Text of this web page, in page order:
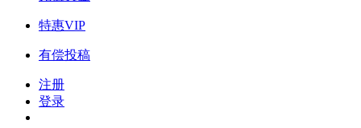
特惠VIP
有偿投稿
注册
登录